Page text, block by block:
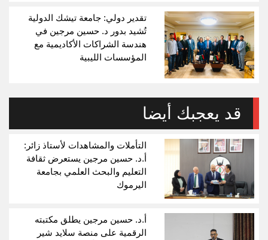
تقدير دولي: جامعة تيشك الدولية
تُشيد بدور د. حسين مرجين في
هندسة الشراكات الأكاديمية مع
المؤسسات الليبية
قد يعجبك أيضا
التأملات والمشاهدات لأستاذ زائر:
أ.د. حسين مرجين يستعرض ثقافة
التعليم والبحث العلمي بجامعة
اليرموك
أ.د. حسين مرجين يطلق مكتبته
الرقمية على منصة سلايد شير